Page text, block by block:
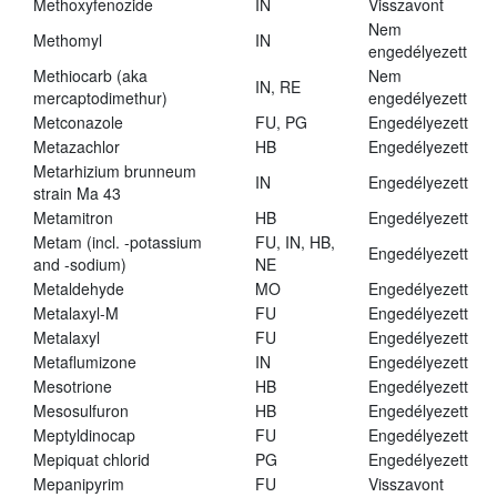
Methoxyfenozide IN
Visszavont
Methomyl
IN
Nem
engedélyezett
Methiocarb (aka
mercaptodimethur)
IN, RE
Nem
engedélyezett
Metconazole
FU, PG
Engedélyezett
Metazachlor
HB
Engedélyezett
Metarhizium brunneum
strain Ma 43
IN
Engedélyezett
Metamitron
HB
Engedélyezett
Metam (incl. -potassium
and -sodium)
FU, IN, HB,
NE
Engedélyezett
Metaldehyde
MO
Engedélyezett
Metalaxyl-M
FU
Engedélyezett
Metalaxyl
FU
Engedélyezett
Metaflumizone
IN
Engedélyezett
Mesotrione
HB
Engedélyezett
Mesosulfuron
HB
Engedélyezett
Meptyldinocap
FU
Engedélyezett
Mepiquat chlorid
PG
Engedélyezett
Mepanipyrim
FU Visszavont